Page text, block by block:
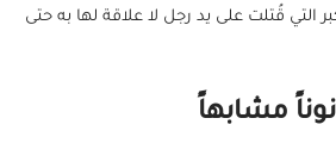
التي قُتلت على يد رجل لا علاقة لها به حتى
مشابهاً